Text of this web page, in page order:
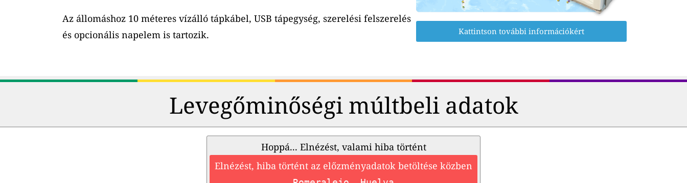
Az állomáshoz 10 méteres vízálló tápkábel, USB tápegység, szerelési felszerelés
és opcionális napelem is tartozik.
Kattintson további információkért
Levegőminőségi múltbeli adatok
Hoppá... Elnézést, valami hiba történt
Elnézést, hiba történt az előzményadatok betöltése közben